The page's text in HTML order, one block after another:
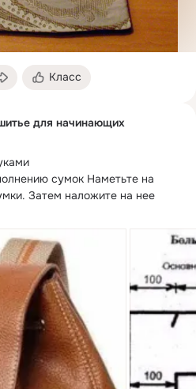
Класс
для начинающих
сумок Наметьте на
Затем наложите на нее